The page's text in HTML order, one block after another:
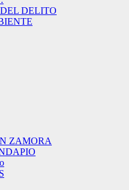
DELITO
ZAMORA